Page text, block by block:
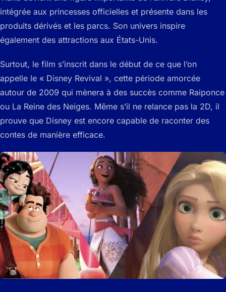
intégrée aux princesses officielles et présente dans les
produits dérivés et les parcs. Son univers inspire
également des attractions aux États-Unis.
Surtout, le film s’inscrit dans le début de ce que l’on
appelle le « Disney Revival », cette période amorcée
autour de 2009 qui mènera à des succès comme Raiponce
ou La Reine des Neiges. Même s’il ne relance pas la 2D, il
prouve que Disney est encore capable de raconter des
contes de manière efficace.